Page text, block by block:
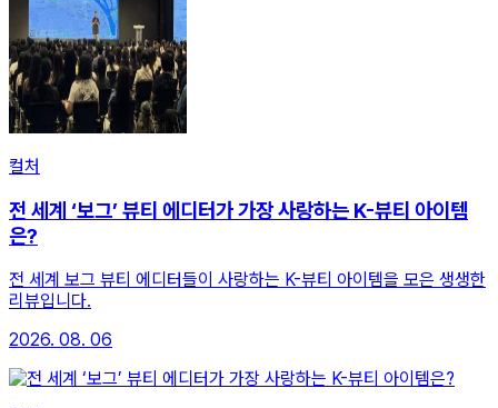
컬처
전 세계 ‘보그’ 뷰티 에디터가 가장 사랑하는 K-뷰티 아이템
은?
전 세계 보그 뷰티 에디터들이 사랑하는 K-뷰티 아이템을 모은 생생한
리뷰입니다.
2026. 08. 06